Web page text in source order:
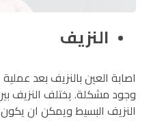
النزيف
اصابة العين بالنزيف بعد
وجود مشكلة. يختلف النزيف
النزيف البسيط ويمكن ان